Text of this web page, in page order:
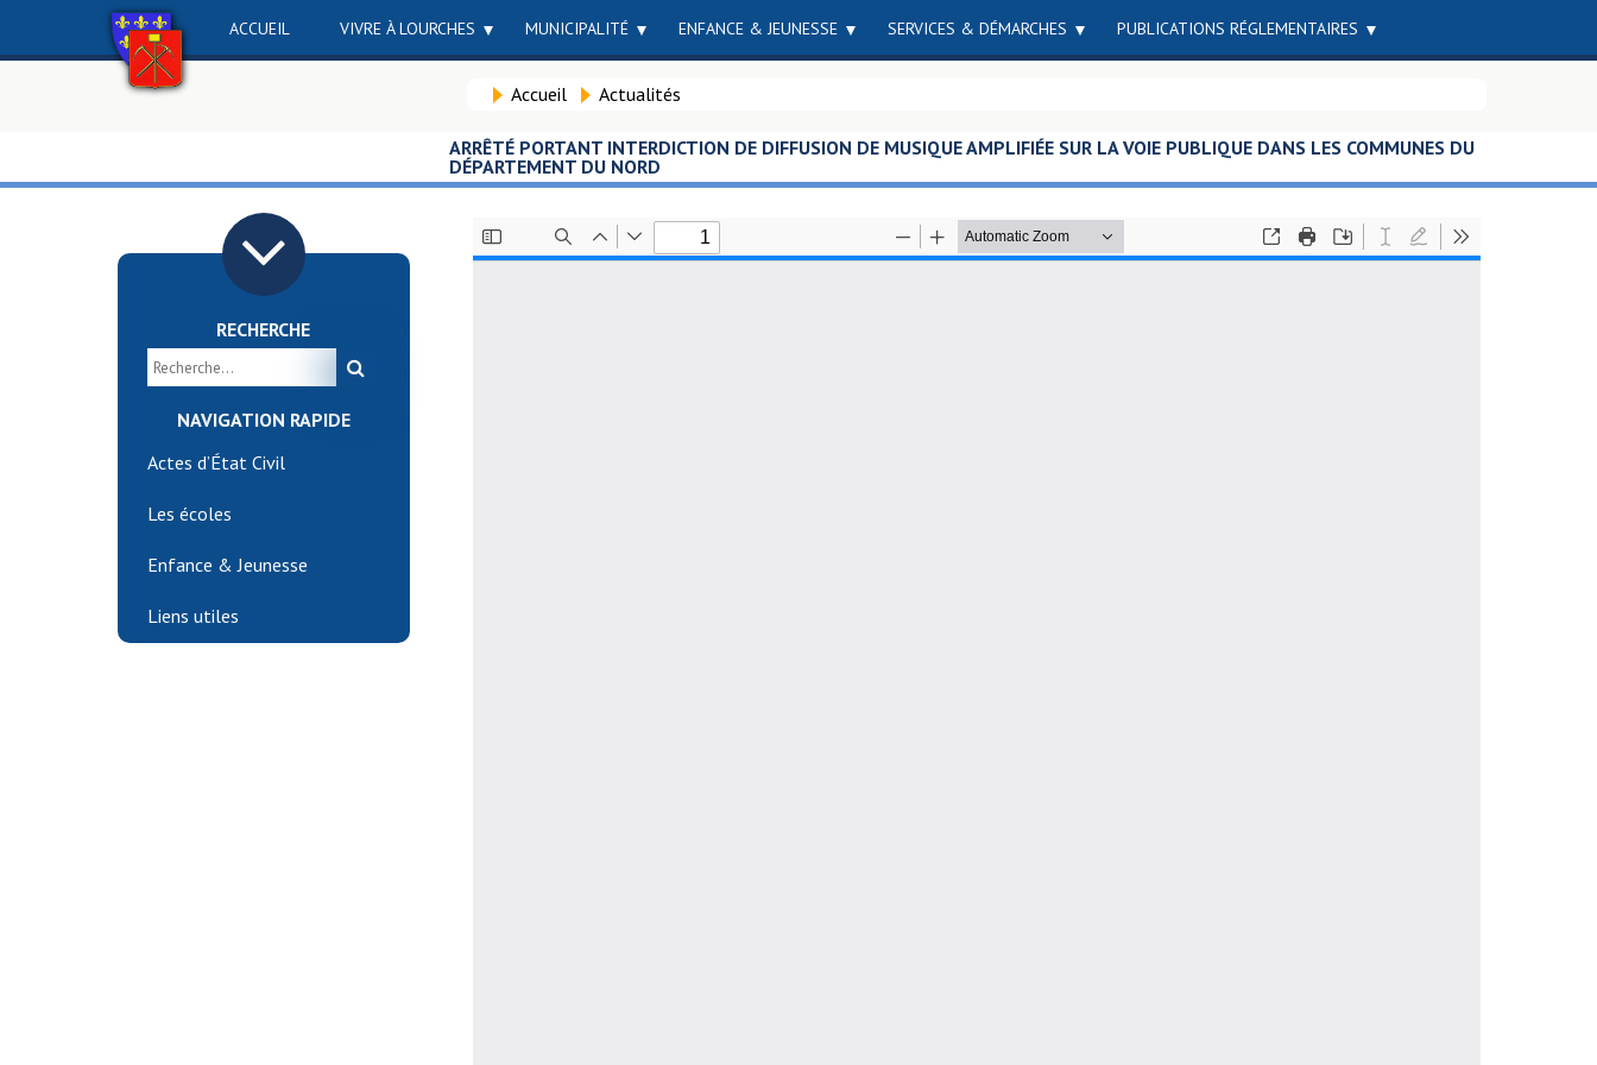
ACCUEIL VIVRE À LOURCHES MUNICIPALITÉ ENFANCE & JEUNESSE SERVICES & DÉMARCHES PUBLICATIONS RÉGLEMENTAIRES
Accueil Actualités
ARRÊTÉ PORTANT INTERDICTION DE DIFFUSION DE MUSIQUE AMPLIFIÉE SUR LA VOIE PUBLIQUE DANS LES COMMUNES DU
DÉPARTEMENT DU NORD
RECHERCHE
NAVIGATION RAPIDE
Actes d’État Civil
Les écoles
Enfance & Jeunesse
Liens utiles